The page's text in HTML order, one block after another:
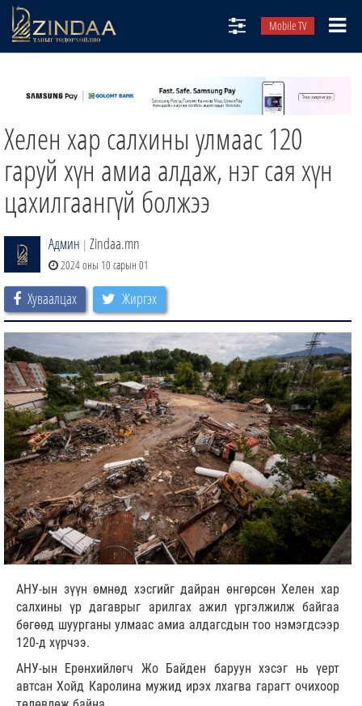
Mobile TV
ТВ8
ӨГЛӨӨНИЙ СОНИН
АУДИО ЗОХИОЛ
ЗИНДАА СЭТГҮҮЛ
Хелен хар салхины улмаас 120
гаруй хүн амиа алдаж, нэг сая хүн
цахилгаангүй болжээ
Админ | Zindaa.mn
2024 оны 10 сарын 01
Хуваалцах Жиргэх
АНУ-ын зүүн өмнөд хэсгийг дайран өнгөрсөн Хелен хар
салхины үр дагаврыг арилгах ажил үргэлжилж байгаа
бөгөөд шуурганы улмаас амиа алдагсдын тоо нэмэгдсээр
120-д хүрчээ.
АНУ-ын Ерөнхийлөгч Жо Байден баруун хэсэг нь үерт
автсан Хойд Каролина мужид ирэх лхагва гарагт очихоор